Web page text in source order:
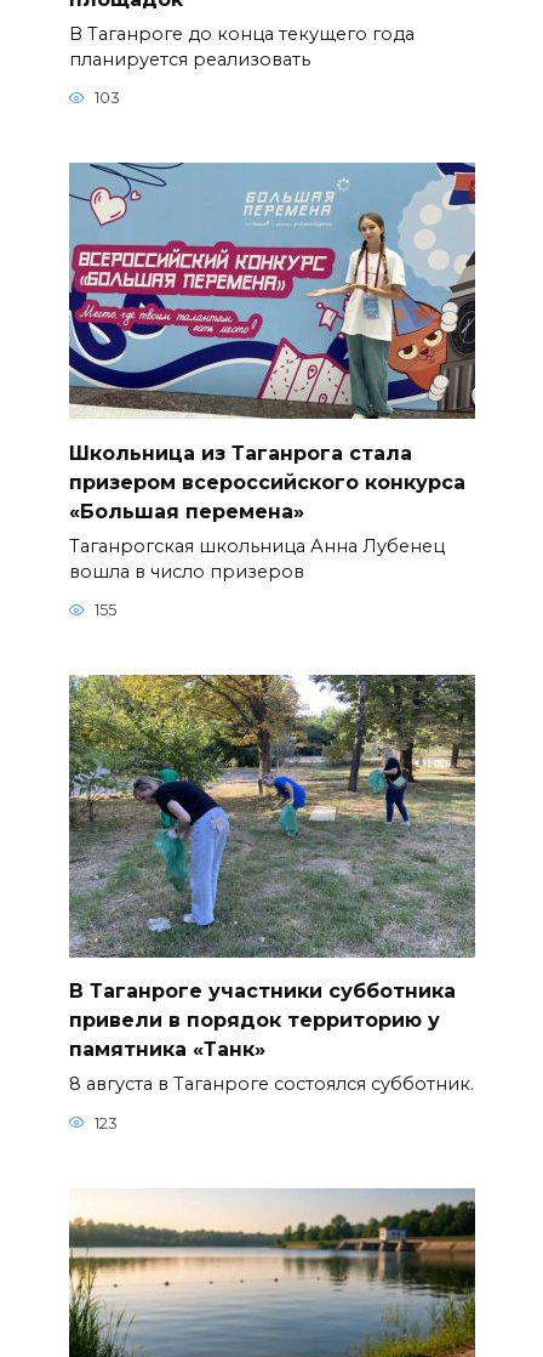
В Таганроге до конца текущего года
планируется реализовать
103
Школьница из Таганрога стала
призером всероссийского конкурса
«Большая перемена»
Таганрогская школьница Анна Лубенец
вошла в число призеров
155
В Таганроге участники субботника
привели в порядок территорию у
памятника «Танк»
8 августа в Таганроге состоялся субботник.
123